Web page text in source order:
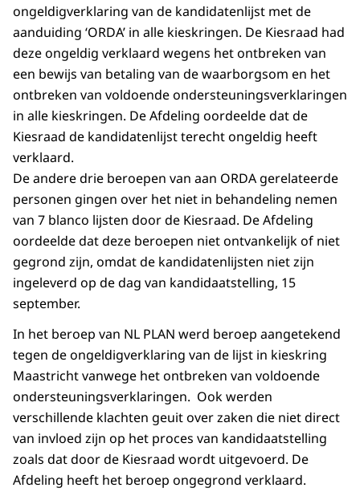
ongeldigverklaring van de kandidatenlijst met de
aanduiding ‘ORDA’ in alle kieskringen. De Kiesraad had
deze ongeldig verklaard wegens het ontbreken van
een bewijs van betaling van de waarborgsom en het
ontbreken van voldoende ondersteuningsverklaringen
in alle kieskringen. De Afdeling oordeelde dat de
Kiesraad de kandidatenlijst terecht ongeldig heeft
verklaard.
De andere drie beroepen van aan ORDA gerelateerde
personen gingen over het niet in behandeling nemen
van 7 blanco lijsten door de Kiesraad. De Afdeling
oordeelde dat deze beroepen niet ontvankelijk of niet
gegrond zijn, omdat de kandidatenlijsten niet zijn
ingeleverd op de dag van kandidaatstelling, 15
september.
In het beroep van NL PLAN werd beroep aangetekend
tegen de ongeldigverklaring van de lijst in kieskring
Maastricht vanwege het ontbreken van voldoende
ondersteuningsverklaringen. Ook werden
verschillende klachten geuit over zaken die niet direct
van invloed zijn op het proces van kandidaatstelling
zoals dat door de Kiesraad wordt uitgevoerd. De
Afdeling heeft het beroep ongegrond verklaard.